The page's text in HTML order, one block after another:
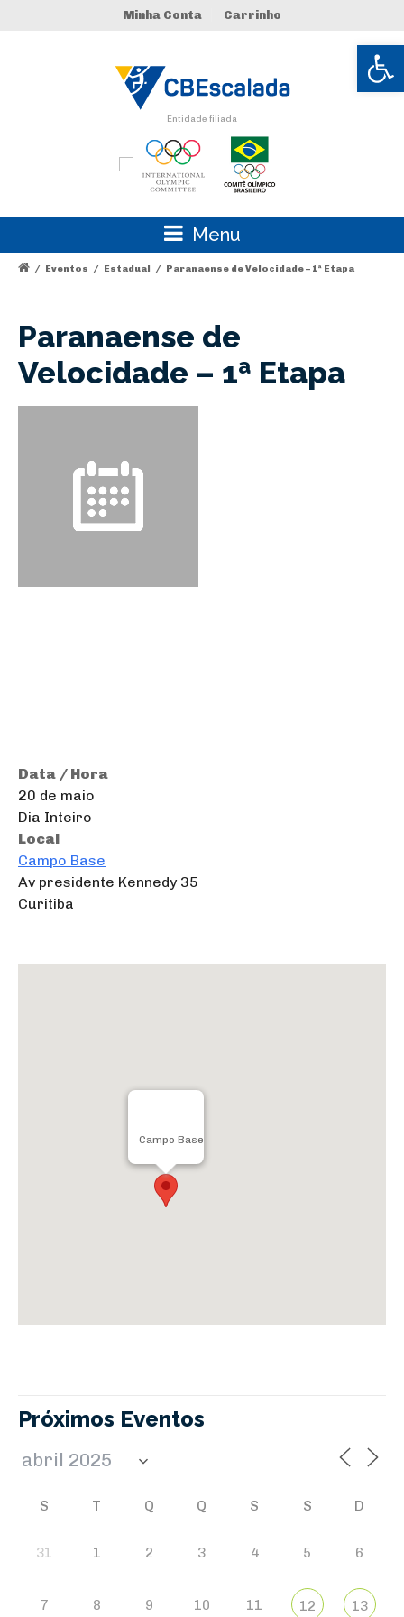
Abrir
Minha Conta Carrinho
Entidade filiada
Menu
/ Eventos / Estadual / Paranaense de Velocidade – 1ª Etapa
Paranaense de
Velocidade – 1ª Etapa
Data / Hora
20 de maio
Dia Inteiro
Local
Campo Base
Av presidente Kennedy 35
Curitiba
Campo Base
Próximos Eventos
S T Q Q S S D
31 1 2 3 4 5 6
7 8 9 10 11 12 13